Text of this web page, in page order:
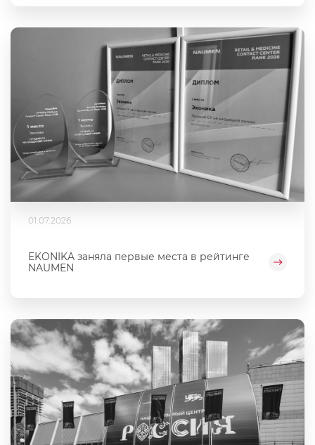
01.07.2026
EKONIKA заняла первые места в рейтинге
NAUMEN